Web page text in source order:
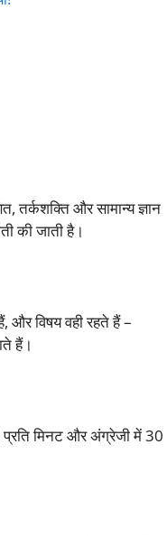
तर्कशक्ति और सामान्य ज्ञान
की जाती है।
और विषय वही रहते हैं –
हैं।
प्रति मिनट और अंग्रेजी में 30